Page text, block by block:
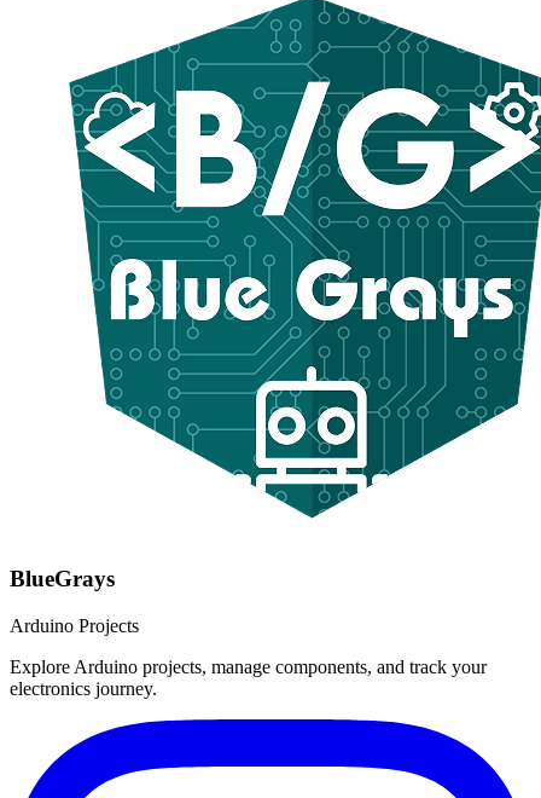
BlueGrays
Arduino Projects
Explore Arduino projects, manage components, and track your
electronics journey.